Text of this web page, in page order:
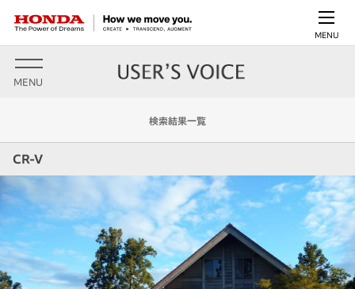
MENU
MENU
検索結果一覧
CR-V